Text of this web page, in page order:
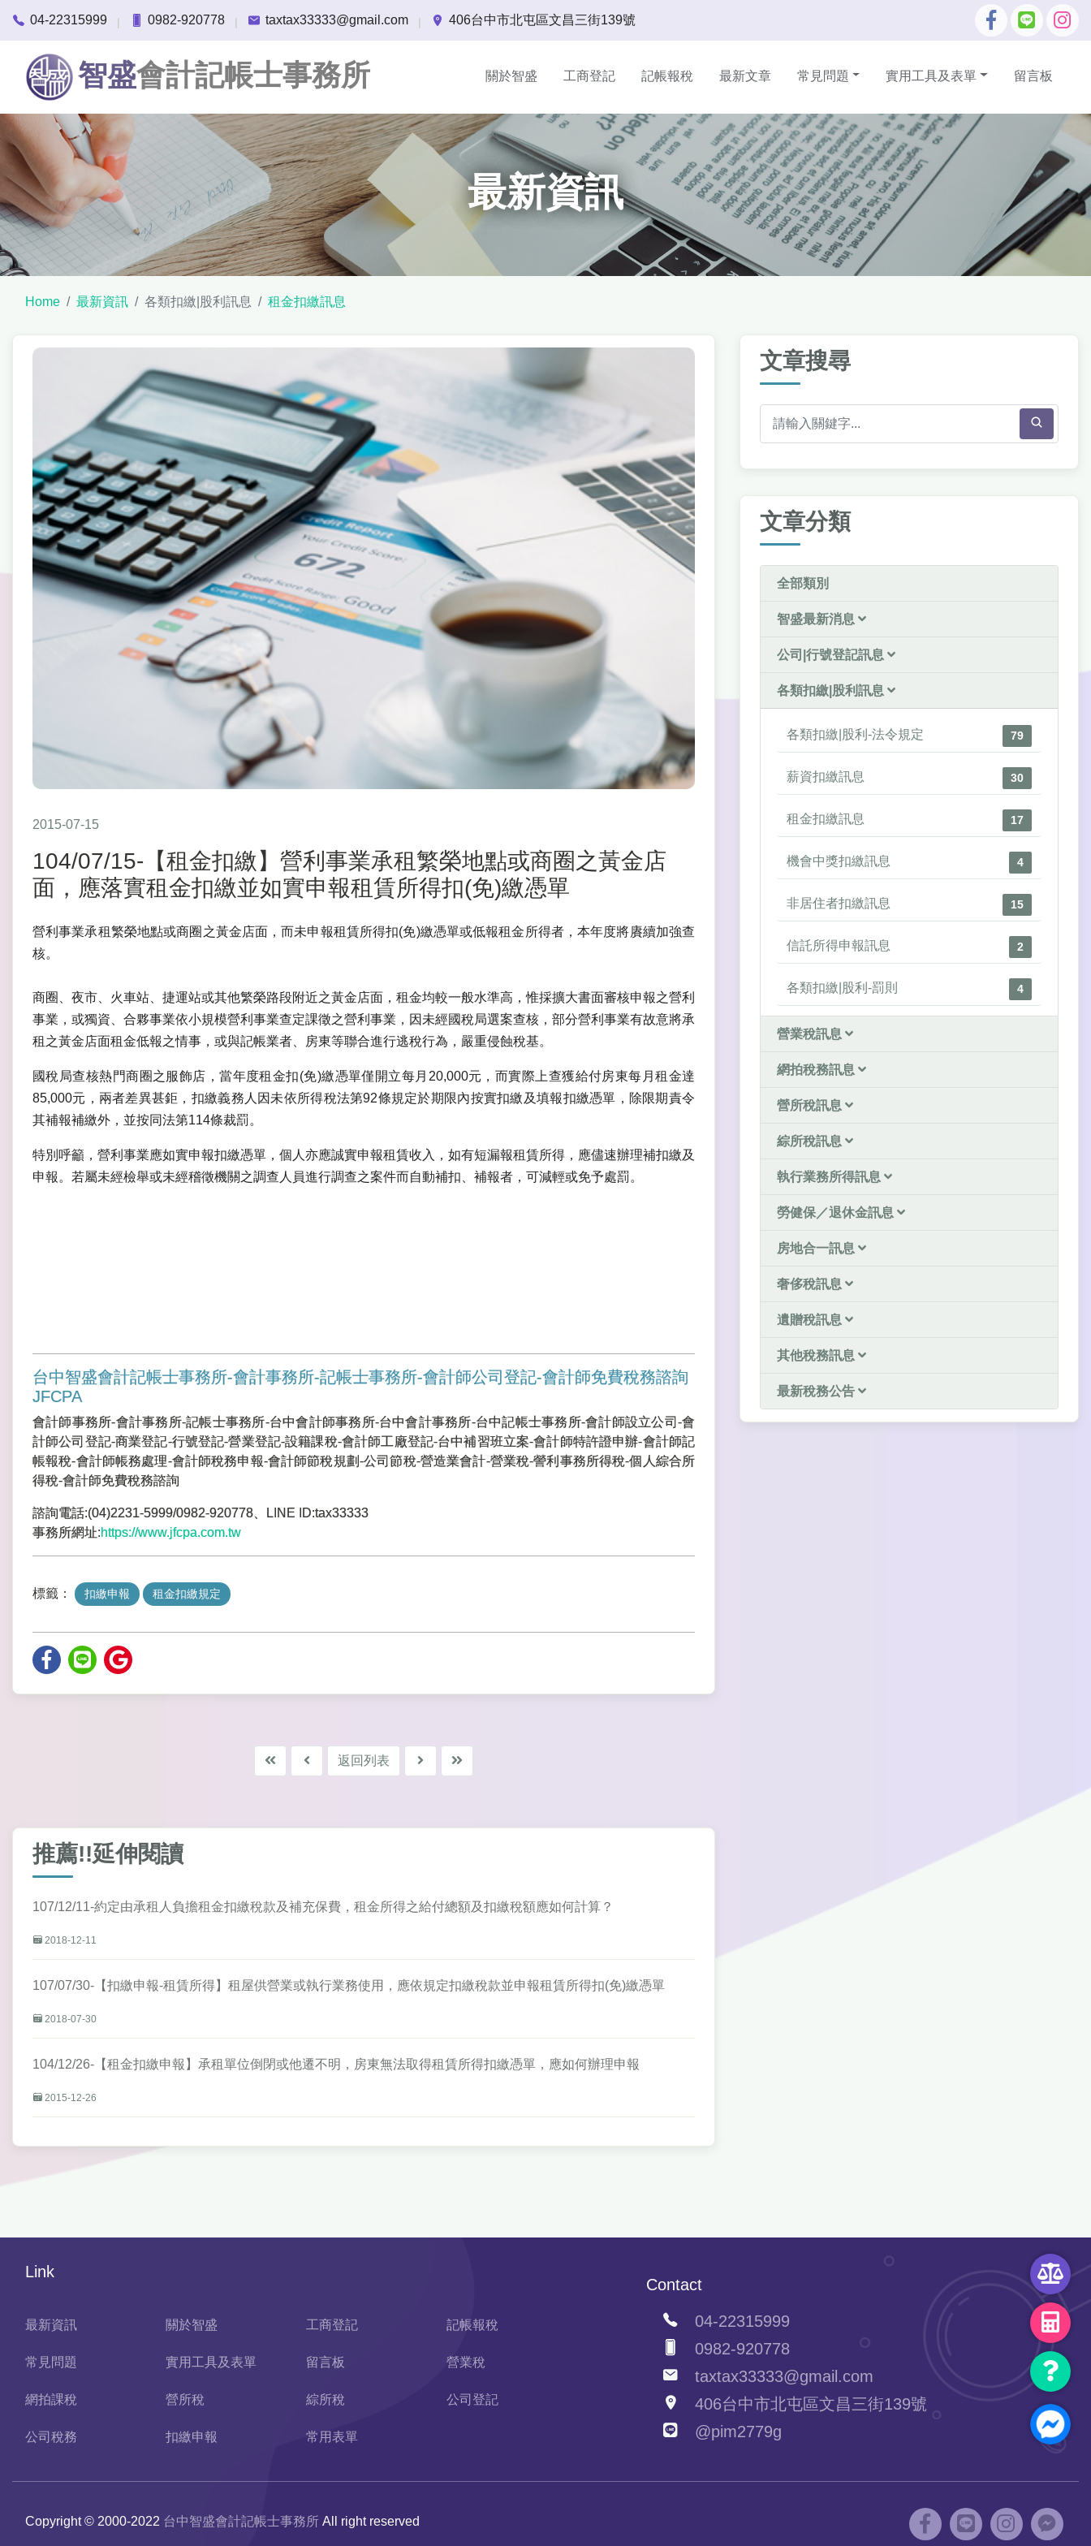
04-22315999 | 0982-920778 | taxtax33333@gmail.com | 406台中市北屯區文昌三街139號
智盛會計記帳士事務所 關於智盛 工商登記 記帳報稅 最新文章 常見問題 實用工具及表單 留言板
最新資訊
Home 最新資訊 各類扣繳|股利訊息 租金扣繳訊息
2015-07-15
104/07/15-【租金扣繳】營利事業承租繁榮地點或商圈之黃金店
面，應落實租金扣繳並如實申報租賃所得扣(免)繳憑單
營利事業承租繁榮地點或商圈之黃金店面，而未申報租賃所得扣(免)繳憑單或低報租金所得者，本年度將賡續加強查
核。
商圈、夜市、火車站、捷運站或其他繁榮路段附近之黃金店面，租金均較一般水準高，惟採擴大書面審核申報之營利
事業，或獨資、合夥事業依小規模營利事業查定課徵之營利事業，因未經國稅局選案查核，部分營利事業有故意將承
租之黃金店面租金低報之情事，或與記帳業者、房東等聯合進行逃稅行為，嚴重侵蝕稅基。
國稅局查核熱門商圈之服飾店，當年度租金扣(免)繳憑單僅開立每月20,000元，而實際上查獲給付房東每月租金達
85,000元，兩者差異甚鉅，扣繳義務人因未依所得稅法第92條規定於期限內按實扣繳及填報扣繳憑單，除限期責令
其補報補繳外，並按同法第114條裁罰。
特別呼籲，營利事業應如實申報扣繳憑單，個人亦應誠實申報租賃收入，如有短漏報租賃所得，應儘速辦理補扣繳及
申報。若屬未經檢舉或未經稽徵機關之調查人員進行調查之案件而自動補扣、補報者，可減輕或免予處罰。
台中智盛會計記帳士事務所-會計事務所-記帳士事務所-會計師公司登記-會計師免費稅務諮詢
JFCPA
會計師事務所-會計事務所-記帳士事務所-台中會計師事務所-台中會計事務所-台中記帳士事務所-會計師設立公司-會
計師公司登記-商業登記-行號登記-營業登記-設籍課稅-會計師工廠登記-台中補習班立案-會計師特許證申辦-會計師記
帳報稅-會計師帳務處理-會計師稅務申報-會計師節稅規劃-公司節稅-營造業會計-營業稅-謍利事務所得稅-個人綜合所
得稅-會計師免費稅務諮詢
諮詢電話:(04)2231-5999/0982-920778、LINE ID:tax33333
事務所網址:https://www.jfcpa.com.tw
標籤： 扣繳申報 租金扣繳規定
返回列表
推薦!!延伸閱讀
107/12/11-約定由承租人負擔租金扣繳稅款及補充保費，租金所得之給付總額及扣繳稅額應如何計算？
2018-12-11
107/07/30-【扣繳申報-租賃所得】租屋供營業或執行業務使用，應依規定扣繳稅款並申報租賃所得扣(免)繳憑單
2018-07-30
104/12/26-【租金扣繳申報】承租單位倒閉或他遷不明，房東無法取得租賃所得扣繳憑單，應如何辦理申報
2015-12-26
文章搜尋
文章分類
全部類別
智盛最新消息
公司|行號登記訊息
各類扣繳|股利訊息
各類扣繳|股利-法令規定 79
薪資扣繳訊息 30
租金扣繳訊息 17
機會中獎扣繳訊息 4
非居住者扣繳訊息 15
信託所得申報訊息 2
各類扣繳|股利-罰則 4
營業稅訊息
網拍稅務訊息
營所稅訊息
綜所稅訊息
執行業務所得訊息
勞健保／退休金訊息
房地合一訊息
奢侈稅訊息
遺贈稅訊息
其他稅務訊息
最新稅務公告
Link
最新資訊 關於智盛 工商登記 記帳報稅
常見問題 實用工具及表單 留言板 營業稅
網拍課稅 營所稅 綜所稅 公司登記
公司稅務 扣繳申報 常用表單
Contact
04-22315999
0982-920778
taxtax33333@gmail.com
406台中市北屯區文昌三街139號
@pim2779g
Copyright © 2000-2022 台中智盛會計記帳士事務所 All right reserved